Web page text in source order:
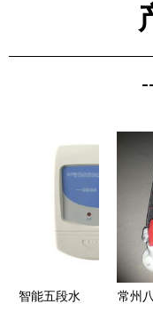
智能五段水
常州